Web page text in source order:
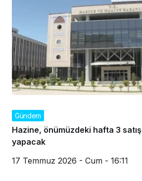
Gündem
Hazine, önümüzdeki hafta 3
yapacak
17 Temmuz 2026 - Cum - 16:11